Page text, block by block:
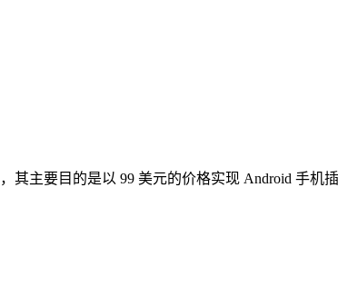
其主要目的是以 99 美元的价格实现 Android 手机